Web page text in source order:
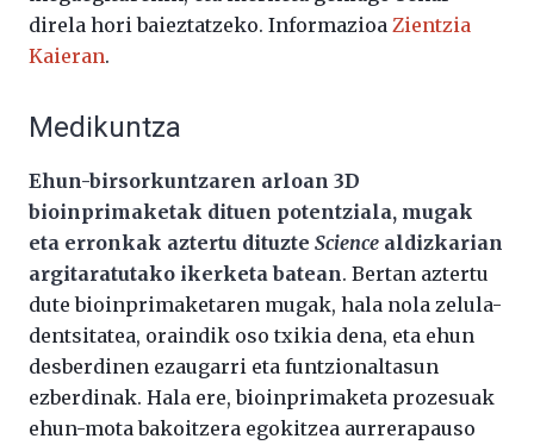
direla hori baieztatzeko. Informazioa Zientzia
Kaieran.
Medikuntza
Ehun-birsorkuntzaren arloan 3D
bioinprimaketak dituen potentziala, mugak
eta erronkak aztertu dituzte Science aldizkarian
argitaratutako ikerketa batean. Bertan aztertu
dute bioinprimaketaren mugak, hala nola zelula-
dentsitatea, oraindik oso txikia dena, eta ehun
desberdinen ezaugarri eta funtzionaltasun
ezberdinak. Hala ere, bioinprimaketa prozesuak
ehun-mota bakoitzera egokitzea aurrerapauso